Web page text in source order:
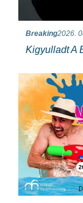
Breaking2026.
Kigyulladt A